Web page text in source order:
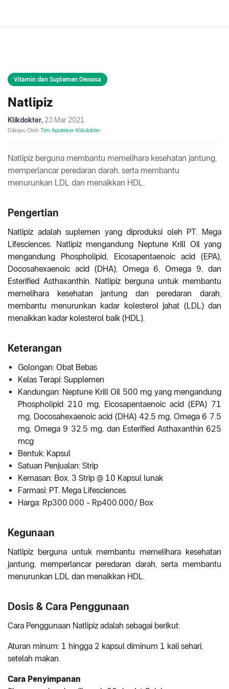
Vitamin dan Suplemen Dewasa
Natlipiz
Klikdokter, 23 Mar 2021
Ditinjau Oleh Tim Apoteker Klikdokter
Natlipiz berguna membantu memelihara kesehatan jantung,
memperlancar peredaran darah, serta membantu
menurunkan LDL dan menaikkan HDL.
Pengertian
Natlipiz adalah suplemen yang diproduksi oleh PT. Mega
Lifesciences. Natlipiz mengandung Neptune Krill Oil yang
mengandung Phospholipid, Eicosapentaenoic acid (EPA),
Docosahexaenoic acid (DHA), Omega 6, Omega 9, dan
Esterified Asthaxanthin. Natlipiz berguna untuk membantu
memelihara kesehatan jantung dan peredaran darah,
membantu menurunkan kadar kolesterol jahat (LDL) dan
menaikkan kadar kolesterol baik (HDL).
Keterangan
Golongan: Obat Bebas
Kelas Terapi: Supplemen
Kandungan: Neptune Krill Oil 500 mg yang mengandung
Phospholipid 210 mg, Eicosapentaenoic acid (EPA) 71
mg, Docosahexaenoic acid (DHA) 42.5 mg, Omega 6 7.5
mg, Omega 9 32.5 mg, dan Esterified Asthaxanthin 625
mcg
Bentuk: Kapsul
Satuan Penjualan: Strip
Kemasan: Box, 3 Strip @ 10 Kapsul lunak
Farmasi: PT. Mega Lifesciences
Harga: Rp300.000 - Rp400.000/ Box
Kegunaan
Natlipiz berguna untuk membantu memelihara kesehatan
jantung, memperlancar peredaran darah, serta membantu
menurunkan LDL dan menaikkan HDL.
Dosis & Cara Penggunaan
Cara Penggunaan Natlipiz adalah sebagai berikut:
Aturan minum: 1 hingga 2 kapsul diminum 1 kali sehari,
setelah makan.
Cara Penyimpanan